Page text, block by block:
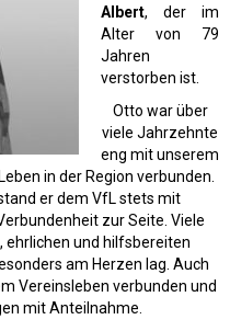
Albert, der im
Alter von 79
Jahren
verstorben ist.
Otto war über
viele Jahrzehnte
eng mit unserem
in der Region verbunden.
er dem VfL stets mit
zur Seite. Viele
ehrlichen und hilfsbereiten
am Herzen lag. Auch
Vereinsleben verbunden und
mit Anteilnahme.